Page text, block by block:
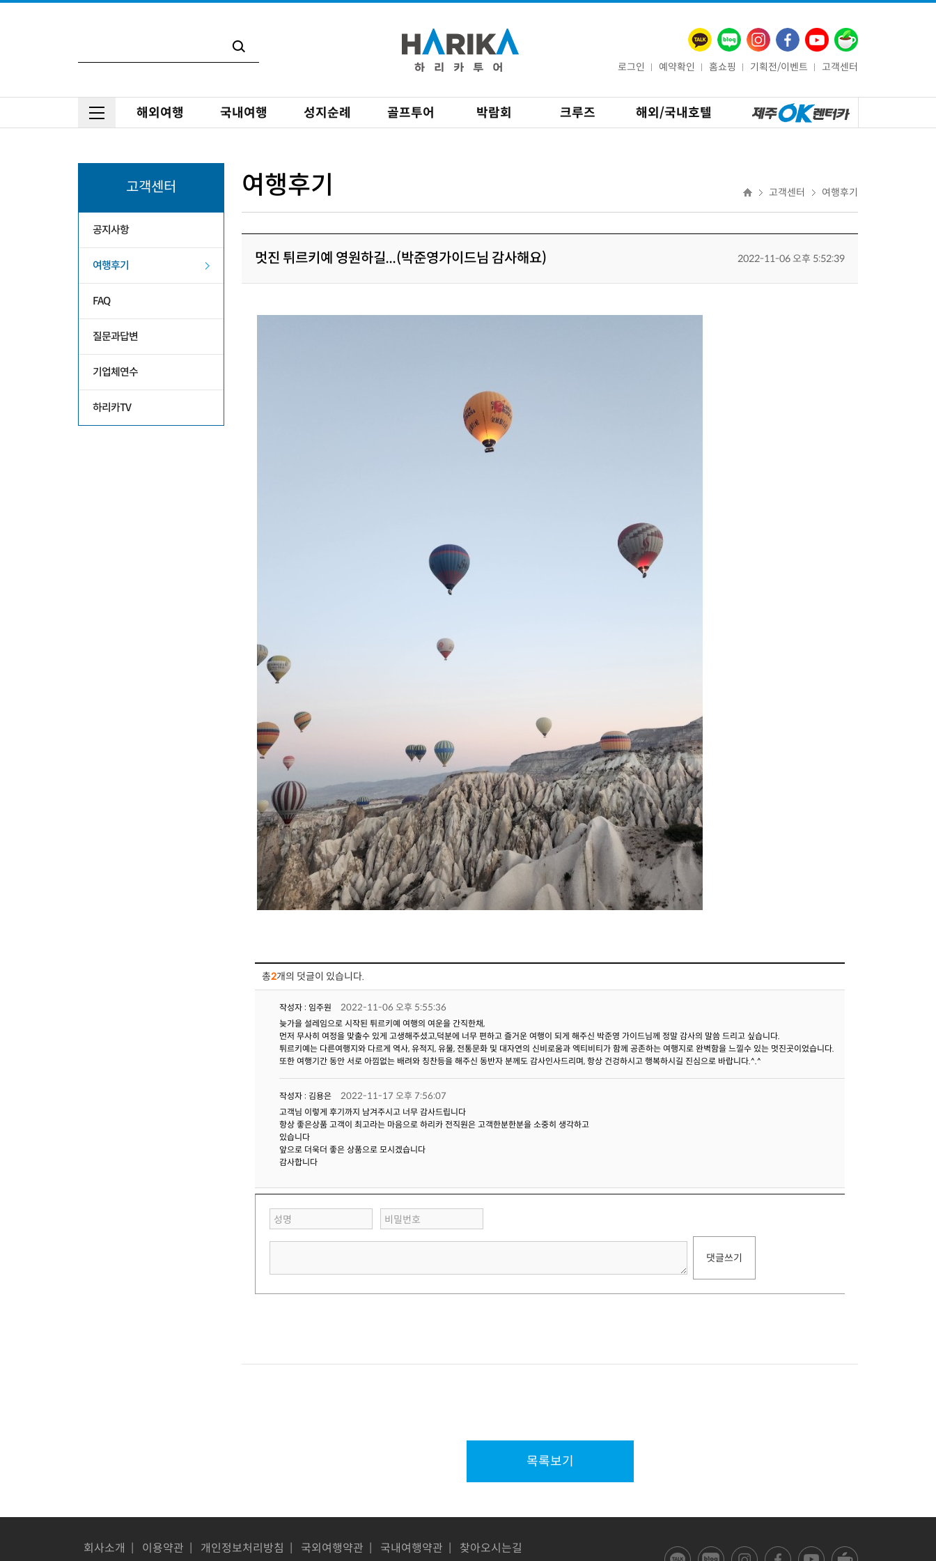
로그인 예약확인 홈쇼핑 기획전/이벤트 고객센터
해외여행 국내여행 성지순례 골프투어 박람회 크루즈 해외/국내호텔
고객센터 여행후기
고객센터
공지사항
여행후기
FAQ
질문과답변
기업체연수
하리카TV
여행후기
멋진 튀르키예 영원하길...(박준영가이드님 감사해요) 2022-11-06 오후 5:52:39
목록보기
회사소개 이용약관 개인정보처리방침 국외여행약관 국내여행약관 찾아오시는길